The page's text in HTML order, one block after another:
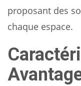
proposant des
chaque espace.